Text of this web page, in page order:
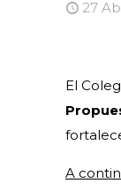
27
El
A